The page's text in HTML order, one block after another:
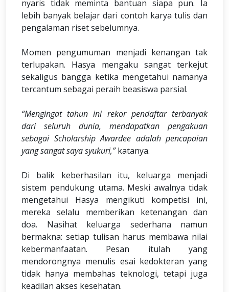
nyaris tidak meminta bantuan siapa pun. Ia
lebih banyak belajar dari contoh karya tulis dan
pengalaman riset sebelumnya.
Momen pengumuman menjadi kenangan tak
terlupakan. Hasya mengaku sangat terkejut
sekaligus bangga ketika mengetahui namanya
tercantum sebagai peraih beasiswa parsial.
“Mengingat tahun ini rekor pendaftar terbanyak
dari seluruh dunia, mendapatkan pengakuan
sebagai Scholarship Awardee adalah pencapaian
yang sangat saya syukuri,”katanya.
Di balik keberhasilan itu, keluarga menjadi
sistem pendukung utama. Meski awalnya tidak
mengetahui Hasya mengikuti kompetisi ini,
mereka selalu memberikan ketenangan dan
doa. Nasihat keluarga sederhana namun
bermakna: setiap tulisan harus membawa nilai
kebermanfaatan. Pesan itulah yang
mendorongnya menulis esai kedokteran yang
tidak hanya membahas teknologi, tetapi juga
keadilan akses kesehatan.